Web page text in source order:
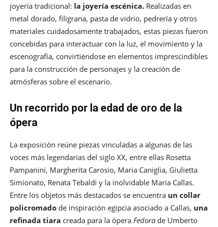
joyería tradicional: la joyería escénica. Realizadas en
metal dorado, filigrana, pasta de vidrio, pedrería y otros
materiales cuidadosamente trabajados, estas piezas fueron
concebidas para interactuar con la luz, el movimiento y la
escenografía, convirtiéndose en elementos imprescindibles
para la construcción de personajes y la creación de
atmósferas sobre el escenario.
Un recorrido por la edad de oro de la
ópera
La exposición reúne piezas vinculadas a algunas de las
voces más legendarias del siglo XX, entre ellas Rosetta
Pampanini, Margherita Carosio, Maria Caniglia, Giulietta
Simionato, Renata Tebaldi y la inolvidable Maria Callas.
Entre los objetos más destacados se encuentra un collar
policromado de inspiración egipcia asociado a Callas, una
refinada tiara creada para la ópera Fedora de Umberto